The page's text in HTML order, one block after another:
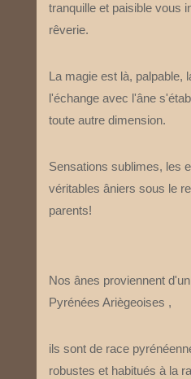
tranquille et paisible vous
rêverie.
La magie est là, palpable,
l'échange avec l'âne
toute autre dimension.
Sensations sublimes, les
véritables âniers sous le
parents!
Nos ânes proviennent
Pyrénées Ariègeoises ,
ils sont de race
robustes et habitués à la